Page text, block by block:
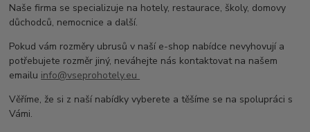
Naše firma se specializuje na hotely, restaurace, školy, domovy
důchodců, nemocnice a další.
Pokud vám rozměry ubrusů v naší e-shop nabídce nevyhovují a
potřebujete rozměr jiný, neváhejte nás kontaktovat na našem
emailu info@vseprohotely.eu
Věříme, že si z naší nabídky vyberete a těšíme se na spolupráci s
Vámi.